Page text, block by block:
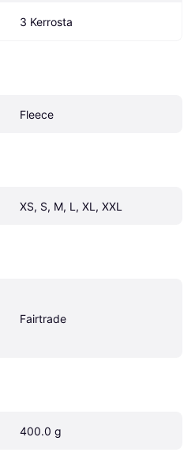
3 Kerrosta
Fleece
XS, S, M, L, XL, XXL
Fairtrade
400.0 g